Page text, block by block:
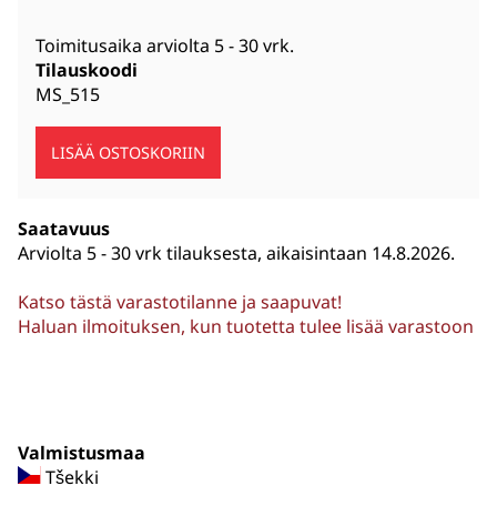
Toimitusaika arviolta 5 - 30 vrk.
Tilauskoodi
MS_515
Saatavuus
Arviolta 5 - 30 vrk tilauksesta, aikaisintaan 14.8.2026.
Katso tästä varastotilanne ja saapuvat!
Haluan ilmoituksen, kun tuotetta tulee lisää varastoon
Valmistusmaa
Tšekki